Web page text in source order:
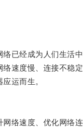
经成为人们生活中
度慢、连接不稳定
运而生。
速度、优化网络连